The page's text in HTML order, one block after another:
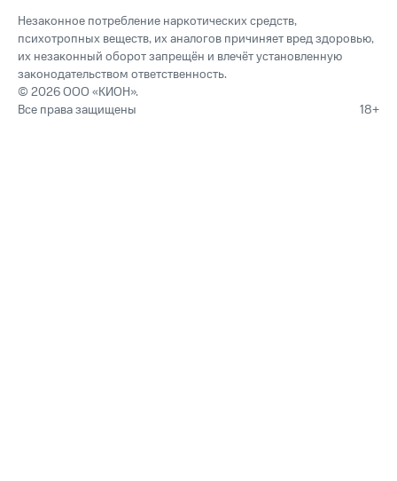
Незаконное потребление наркотических средств,
психотропных веществ, их аналогов причиняет вред здоровью,
их незаконный оборот запрещён и влечёт установленную
законодательством ответственность.
© 2026 ООО «КИОН».
Все права защищены
18+